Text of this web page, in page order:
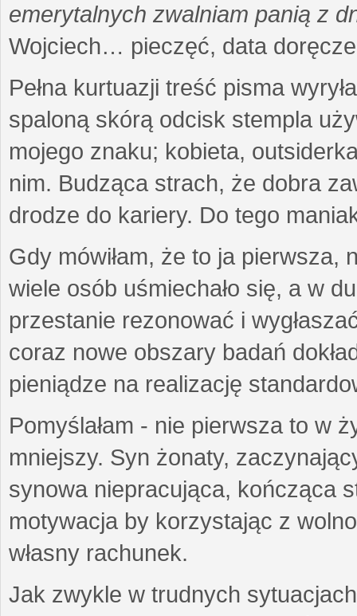
emerytalnych zwalniam panią z
Wojciech… pieczęć, data
Pełna kurtuazji treść pisma
spaloną skórą odcisk stempla
mojego znaku; kobieta,
nim. Budząca strach, że dobra
drodze do kariery. Do tego
Gdy mówiłam, że to ja pierwsza,
wiele osób uśmiechało się, a w
przestanie rezonować i
coraz nowe obszary badań
pieniądze na realizację
Pomyślałam - nie pierwsza to w
mniejszy. Syn żonaty,
synowa niepracująca, kończąca
motywacja by korzystając z
własny rachunek.
Jak zwykle w trudnych